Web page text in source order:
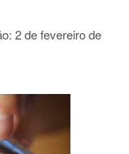
2 de fevereiro de